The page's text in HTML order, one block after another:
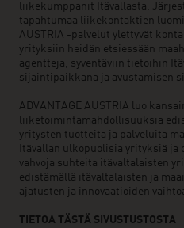
liikekumppanit Itävallasta.
tapahtumaa liikekontaktien
AUSTRIA -palvelut ylettyvät
yrityksiin heidän etsiessään
agentteja, syventäviin tietoihin
sijaintipaikkana ja avustamisen
ADVANTAGE AUSTRIA luo
liiketoimintamahdollisuuksia
yritysten tuotteita ja palveluita
Itävallan ulkopuolisia yrityksiä ja
vahvoja suhteita itävaltalaisten
edistämällä itävaltalaisten ja
ajatusten ja innovaatioiden
TIETOA TÄSTÄ SIVUSTUSTOSTA